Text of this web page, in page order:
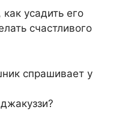
усадить его
счастливого
спрашивает у